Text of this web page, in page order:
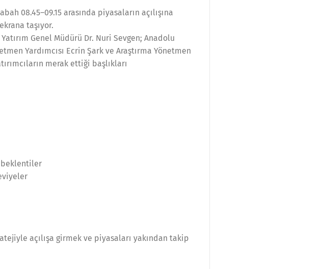
08.45–09.15 arasında piyasaların açılışına
taşıyor.
Genel Müdürü Dr. Nuri Sevgen; Anadolu
Yardımcısı Ecrin Şark ve Araştırma Yönetmen
merak ettiği başlıkları
beklentiler
açılışa girmek ve piyasaları yakından takip